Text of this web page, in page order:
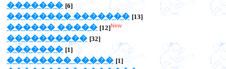
������� [6]
�������� ������� [13]
������ ����� [12]New
���������� [32]
������� [1]
�������� ����� [1]